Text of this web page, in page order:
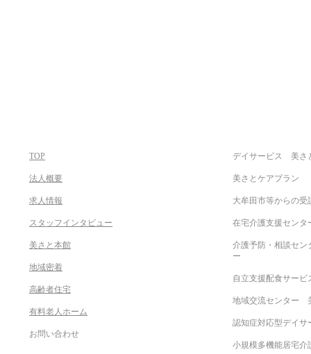
TOP
法人概要
求人情報
スタッフインタビュー
​美さと本館
地域密着
高齢者住宅
有料老人ホーム
お問い合わせ
デイサービス 美
美さとケアプラン
大牟田市等から
在宅介護支援センタ
介護予防・相談セン
自立支援配食サービ
地域交流センター
認知症対応型デイ
小規模多機能居宅